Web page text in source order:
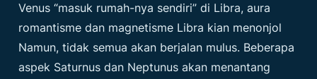
Venus “masuk rumah-nya sendiri” di Libra, aura
romantisme dan magnetisme Libra kian menonjol
Namun, tidak semua akan berjalan mulus. Beberapa
aspek Saturnus dan Neptunus akan menantang